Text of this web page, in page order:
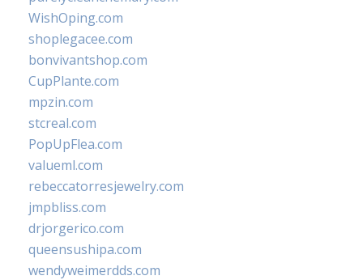
WishOping.com
shoplegacee.com
bonvivantshop.com
CupPlante.com
mpzin.com
stcreal.com
PopUpFlea.com
valueml.com
rebeccatorresjewelry.com
jmpbliss.com
drjorgerico.com
queensushipa.com
wendyweimerdds.com